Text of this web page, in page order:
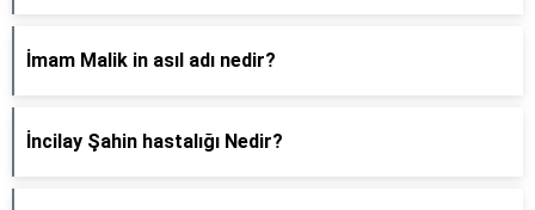
İmam Malik in asıl adı nedir?
İncilay Şahin hastalığı Nedir?